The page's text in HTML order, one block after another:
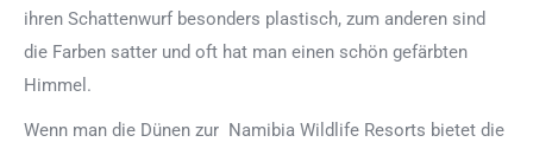
ihren Schattenwurf besonders plastisch, zum anderen sind
die Farben satter und oft hat man einen schön gefärbten
Himmel.
Wenn man die Dünen zur Namibia Wildlife Resorts bietet die